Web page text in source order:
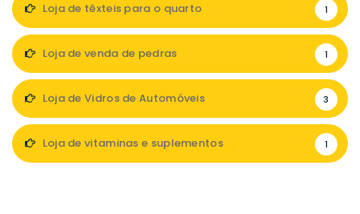
Loja de têxteis para o quarto 1
Loja de venda de pedras 1
Loja de Vidros de Automóveis 3
Loja de vitaminas e suplementos 1